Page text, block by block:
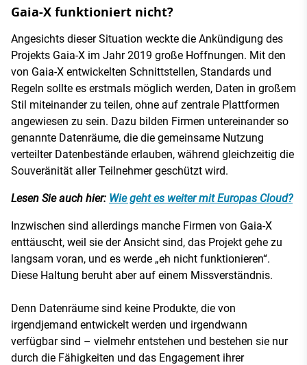
Gaia-X funktioniert nicht?
Angesichts dieser Situation weckte die Ankündigung des
Projekts Gaia-X im Jahr 2019 große Hoffnungen. Mit den
von Gaia-X entwickelten Schnittstellen, Standards und
Regeln sollte es erstmals möglich werden, Daten in großem
Stil miteinander zu teilen, ohne auf zentrale Plattformen
angewiesen zu sein. Dazu bilden Firmen untereinander so
genannte Datenräume, die die gemeinsame Nutzung
verteilter Datenbestände erlauben, während gleichzeitig die
Souveränität aller Teilnehmer geschützt wird.
Lesen Sie auch hier: Wie geht es weiter mit Europas Cloud?
Inzwischen sind allerdings manche Firmen von Gaia-X
enttäuscht, weil sie der Ansicht sind, das Projekt gehe zu
langsam voran, und es werde „eh nicht funktionieren“.
Diese Haltung beruht aber auf einem Missverständnis.
Denn Datenräume sind keine Produkte, die von
irgendjemand entwickelt werden und irgendwann
verfügbar sind – vielmehr entstehen und bestehen sie nur
durch die Fähigkeiten und das Engagement ihrer